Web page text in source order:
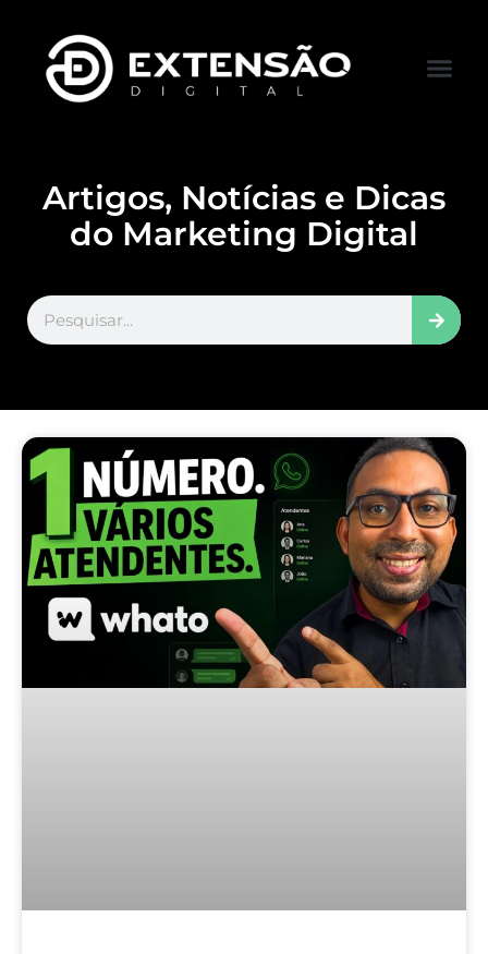
Artigos, Notícias e Dicas
do Marketing Digital